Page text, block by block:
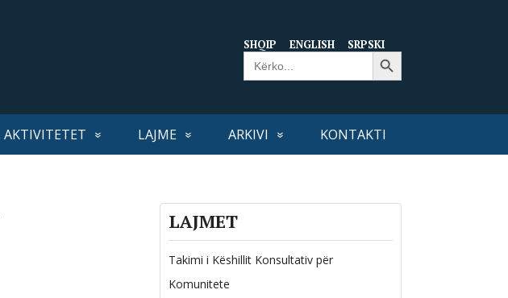
SHQIP ENGLISH SRPSKI
Search
for:
Search Button
AKTIVITETET LAJME ARKIVI KONTAKTI
LAJMET
Takimi i Këshillit Konsultativ për
Komunitete